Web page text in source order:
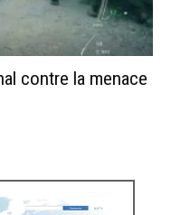
contre la menace